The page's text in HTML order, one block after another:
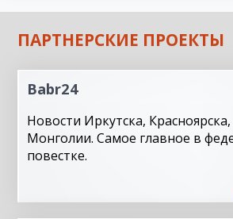
ПАРТНЕРСКИЕ ПРОЕКТЫ
Babr24
Новости Иркутска,
Монголии. Самое главное в
повестке.